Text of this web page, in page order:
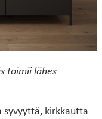
toimii lähes
syvyyttä, kirkkautta